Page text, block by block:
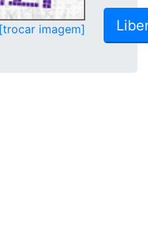
[trocar imagem]